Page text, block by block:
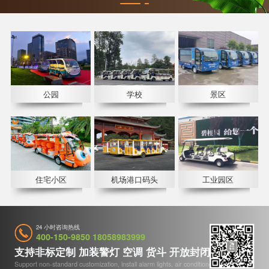
公园 学校 景区
住宅小区 机场港口码头 工业园区
24 小时咨询热线
400-150-9850 18058983999
支持非标定制 加装警灯 空调 货斗 开放封闭 收音机等
Support non-standard customization, install alarm lights, air conditioners, etc